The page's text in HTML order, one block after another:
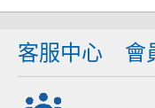
客服中心 會